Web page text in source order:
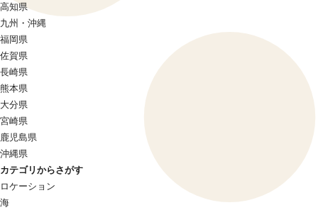
高知県
九州・沖縄
福岡県
佐賀県
長崎県
熊本県
大分県
宮崎県
鹿児島県
沖縄県
カテゴリからさがす
ロケーション
海